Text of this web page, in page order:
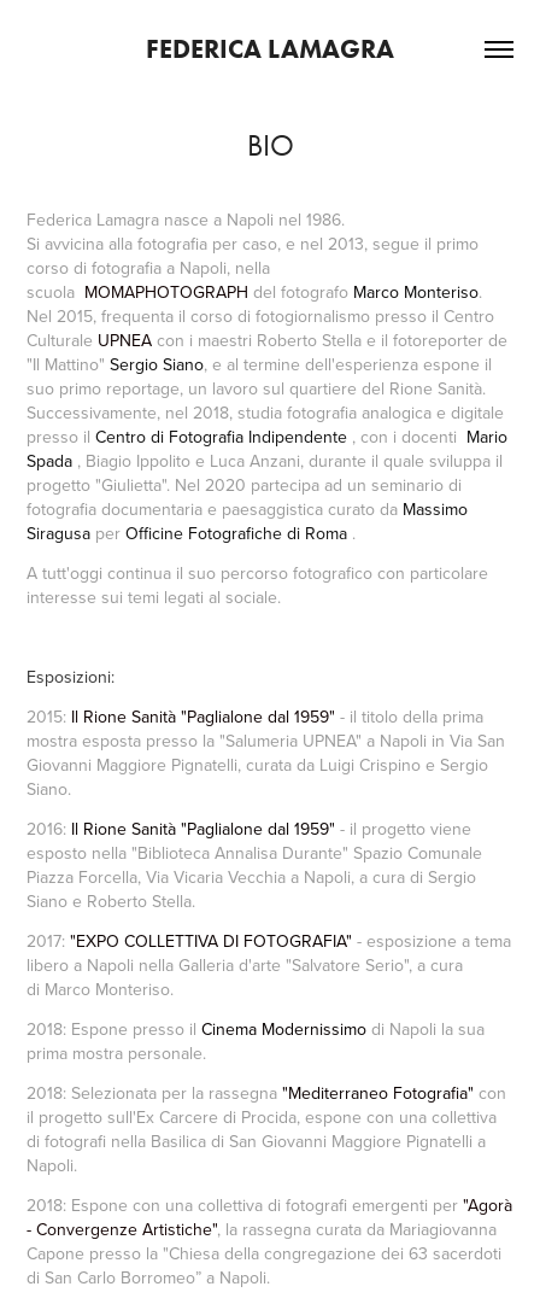
FEDERICA LAMAGRA
BIO
Federica Lamagra nasce a Napoli nel 1986.
Si avvicina alla fotografia per caso, e nel 2013, segue il primo
corso di fotografia a Napoli, nella
scuola MOMAPHOTOGRAPH del fotografo Marco Monteriso.
Nel 2015, frequenta il corso di fotogiornalismo presso il Centro
Culturale UPNEA con i maestri Roberto Stella e il fotoreporter de
"Il Mattino"Sergio Siano, e al termine dell'esperienza espone il
suo primo reportage, un lavoro sul quartiere del Rione Sanità.
Successivamente, nel 2018, studia fotografia analogica e digitale
presso ilCentro di Fotografia Indipendente , con i docenti Mario
Spada , Biagio Ippolito e Luca Anzani, durante il quale sviluppa il
progetto "Giulietta". Nel 2020 partecipa ad un seminario di
fotografia documentaria e paesaggistica curato da Massimo
Siragusa perOfficine Fotografiche di Roma .
A tutt'oggi continua il suo percorso fotografico con particolare
interesse sui temi legati al sociale.
Esposizioni:
2015: Il Rione Sanità "Paglialone dal 1959" - il titolo della prima
mostra esposta presso la "Salumeria UPNEA" a Napoli in Via San
Giovanni Maggiore Pignatelli, curata da Luigi Crispino e Sergio
Siano.
2016: Il Rione Sanità "Paglialone dal 1959" - il progetto viene
esposto nella "Biblioteca Annalisa Durante" Spazio Comunale
Piazza Forcella, Via Vicaria Vecchia a Napoli, a cura di Sergio
Siano e Roberto Stella.
2017:"EXPO COLLETTIVA DI FOTOGRAFIA"- esposizione a tema
libero a Napoli nella Galleria d'arte "Salvatore Serio", a cura
di Marco Monteriso.
2018: Espone presso ilCinema Modernissimo di Napoli la sua
prima mostra personale.
2018: Selezionata per la rassegna"Mediterraneo Fotografia" con
il progetto sull'Ex Carcere di Procida, espone con una collettiva
di fotografi nella Basilica di San Giovanni Maggiore Pignatelli a
Napoli.
2018: Espone con una collettiva di fotografi emergenti per"Agorà
- Convergenze Artistiche", la rassegna curata da Mariagiovanna
Capone presso la "Chiesa della congregazione dei 63 sacerdoti
di San Carlo Borromeo” a Napoli.